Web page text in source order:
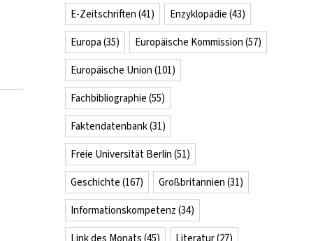
E-Zeitschriften (41) Enzyklopädie (43)
Europa (35) Europäische Kommission (57)
Europäische Union (101)
Fachbibliographie (55)
Faktendatenbank(31)
Freie Universität Berlin (51)
Geschichte (167) Großbritannien (31)
Informationskompetenz (34)